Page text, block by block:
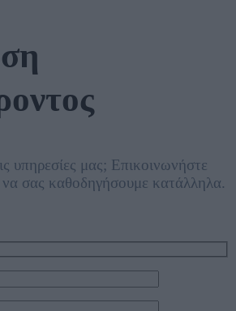
υπηρεσίες μας; Επικοινωνήστε
να σας καθοδηγήσουμε κατάλληλα.